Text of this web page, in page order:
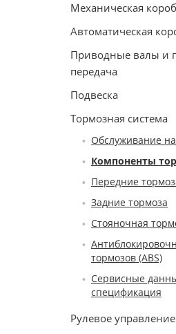
Механическая
Автоматическая
Приводные валы и
передача
Подвеска
Тормозная система
Обслуживание
Компоненты
Передние
Задние тормоза
Стояночная
тормозов (ABS)
Сервисные
спецификация
Рулевое управление